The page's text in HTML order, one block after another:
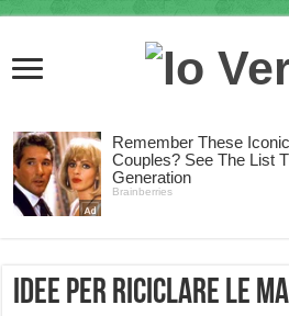
Idee per Riciclare le